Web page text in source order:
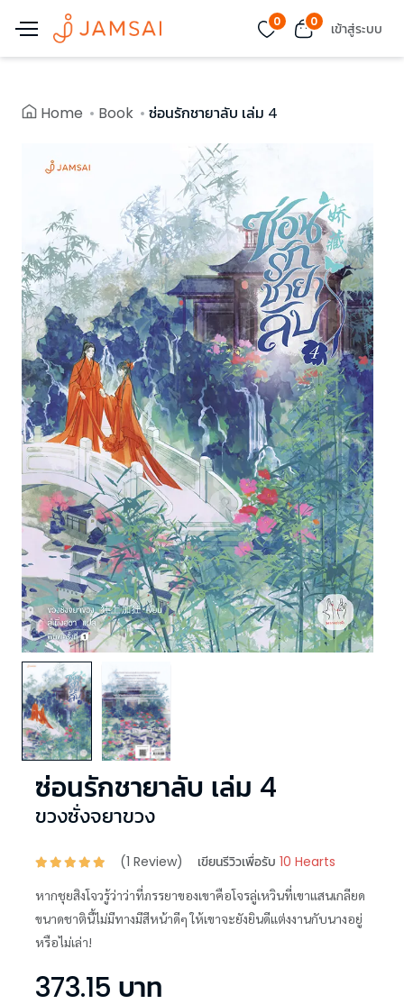
0 0 เข้าสู่ระบบ
Home Book ซ่อนรักชายาลับ เล่ม 4
ซ่อนรักชายาลับ เล่ม 4
ขวงซั่งจยาขวง
(1 Review) เขียนรีวิวเพื่อรับ 10 Hearts
หากชุยสิงโจวรู้ว่าว่าที่ภรรยาของเขาคือโจรลู่เหวินที่เขาแสนเกลียด
ขนาดชาตินี้ไม่มีทางมีสีหน้าดีๆ ให้เขาจะยังยินดีแต่งงานกับนางอยู่
หรือไม่เล่า!
373.15 บาท